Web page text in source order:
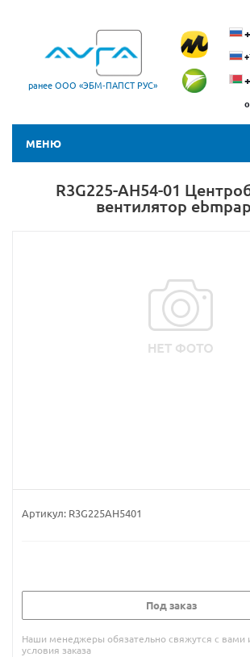
ранее ООО «ЭБМ‑ПАПСТ РУС»
МЕНЮ
R3G225-AH54-01
вентилятор
Артикул: R3G225AH5401
Под заказ
Наши менеджеры обязательно свяжутся с вами
условия заказа